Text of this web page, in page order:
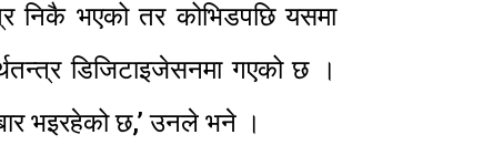
निकै भएको तर कोभिडपछि यसमा
डिजिटाइजेसनमा गएको छ ।
भइरहेको छ,’ उनले भने ।